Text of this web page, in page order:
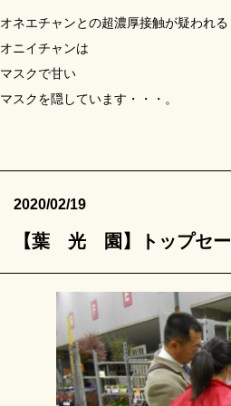
オネエチャンとの超濃厚接触が疑われる
オニイチャンは
マスクで甘い
マスクを隠しています・・・。
2020/02/19
【葉 光 園】トップセー